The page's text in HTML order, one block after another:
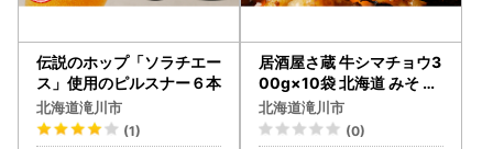
伝説のホップ「ソラチエー
ス」使用のピルスナー６本
北海道滝川市
(1)
居酒屋さ蔵 牛シマチョウ3
00g×10袋 北海道 みそ 味
噌 焼肉 ホルモン 濃厚 BBQ
セット
北海道滝川市
(0)